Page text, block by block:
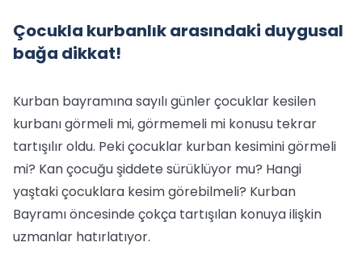
Çocukla kurbanlık arasındaki duygusal
bağa dikkat!
Kurban bayramına sayılı günler çocuklar kesilen
kurbanı görmeli mi, görmemeli mi konusu tekrar
tartışılır oldu. Peki çocuklar kurban kesimini görmeli
mi? Kan çocuğu şiddete sürüklüyor mu? Hangi
yaştaki çocuklara kesim görebilmeli? Kurban
Bayramı öncesinde çokça tartışılan konuya ilişkin
uzmanlar hatırlatıyor.